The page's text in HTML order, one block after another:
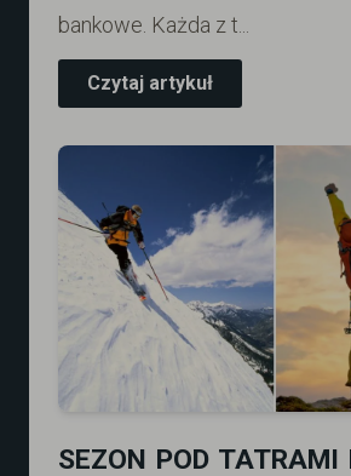
bankowe. Każda z t...
Czytaj artykuł
SEZON POD TATRAMI